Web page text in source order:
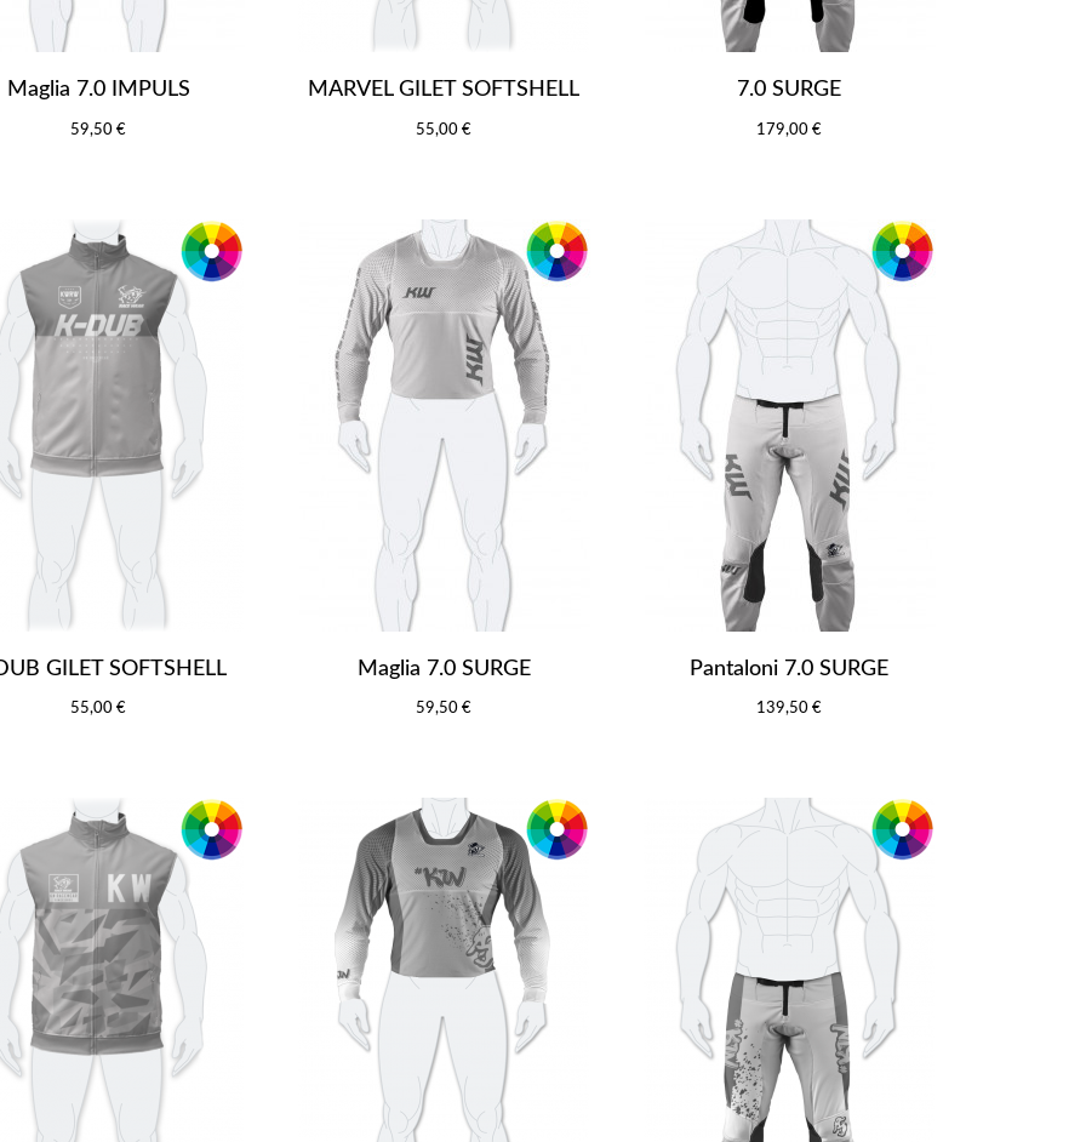
Maglia 7.0 IMPULS
59,50 €
MARVEL GILET SOFTSHELL
55,00 €
7.0 SURGE
179,00 €
GILET SOFTSHELL
55,00 €
Maglia 7.0 SURGE
59,50 €
Pantaloni 7.0 SURGE
139,50 €